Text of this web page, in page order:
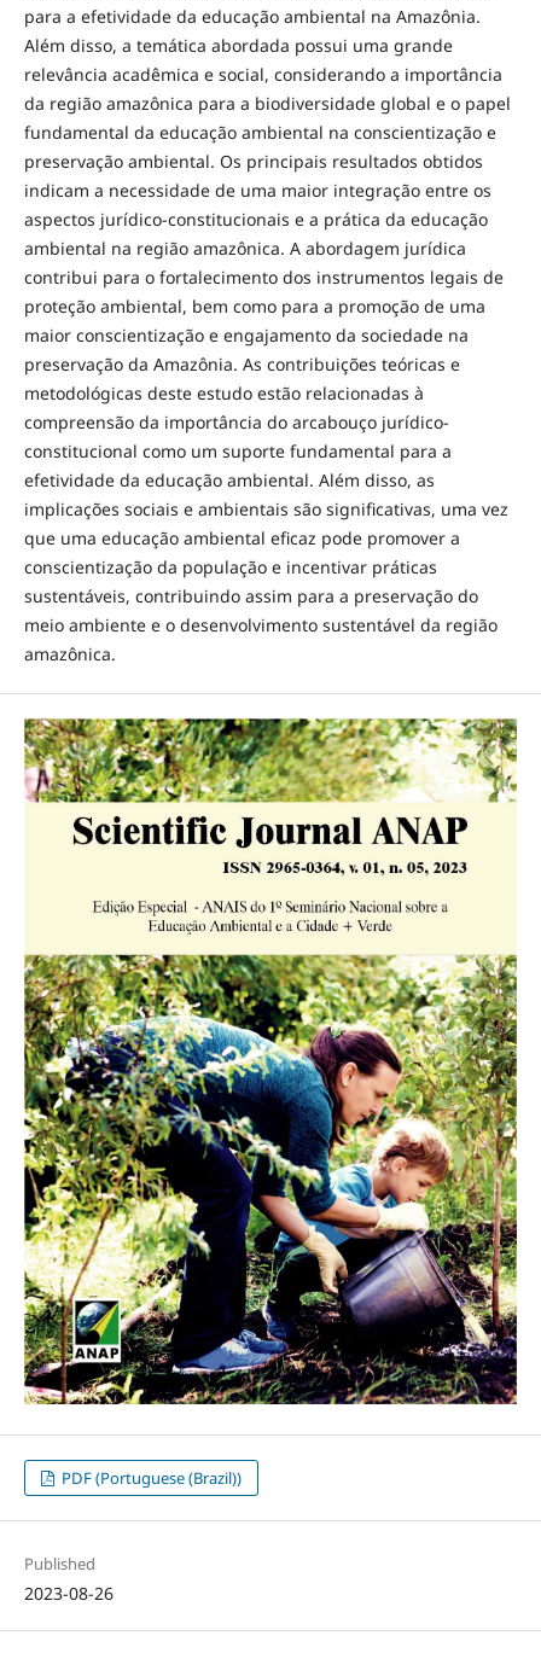
para a efetividade da educação ambiental na Amazônia.
Além disso, a temática abordada possui uma grande
relevância acadêmica e social, considerando a importância
da região amazônica para a biodiversidade global e o papel
fundamental da educação ambiental na conscientização e
preservação ambiental. Os principais resultados obtidos
indicam a necessidade de uma maior integração entre os
aspectos jurídico-constitucionais e a prática da educação
ambiental na região amazônica. A abordagem jurídica
contribui para o fortalecimento dos instrumentos legais de
proteção ambiental, bem como para a promoção de uma
maior conscientização e engajamento da sociedade na
preservação da Amazônia. As contribuições teóricas e
metodológicas deste estudo estão relacionadas à
compreensão da importância do arcabouço jurídico-
constitucional como um suporte fundamental para a
efetividade da educação ambiental. Além disso, as
implicações sociais e ambientais são significativas, uma vez
que uma educação ambiental eficaz pode promover a
conscientização da população e incentivar práticas
sustentáveis, contribuindo assim para a preservação do
meio ambiente e o desenvolvimento sustentável da região
amazônica.
PDF (Portuguese (Brazil))
Published
2023-08-26